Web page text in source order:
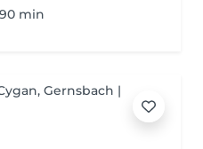
min